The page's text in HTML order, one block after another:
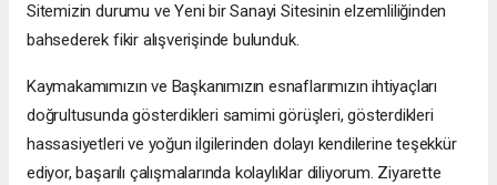
Sitemizin durumu ve Yeni bir Sanayi Sitesinin elzemliliğinden
bahsederek fikir alışverişinde bulunduk.
Kaymakamımızın ve Başkanımızın esnaflarımızın ihtiyaçları
doğrultusunda gösterdikleri samimi görüşleri, gösterdikleri
hassasiyetleri ve yoğun ilgilerinden dolayı kendilerine teşekkür
ediyor, başarılı çalışmalarında kolaylıklar diliyorum. Ziyarette